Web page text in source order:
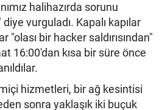
halihazırda sorunu
vurguladı. Kapalı kapılar
"olası bir hacker saldırısından"
16:00'dan kısa bir süre önce
hizmetleri, bir ağ kesintisi
sonra yaklaşık iki buçuk